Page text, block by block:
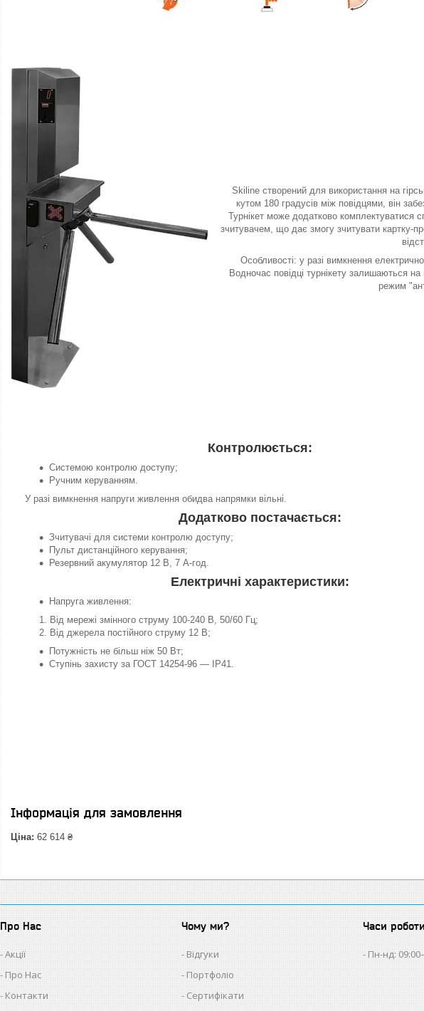
Skiline створений для використання на
кутом 180 градусів між повідцями, він
Турнікет може додатково комплектуватися
зчитувачем, що дає змогу зчитувати картку-
Особливості: у разі вимкнення
Водночас повідці турнікету залишаються на
режим
Контролюється:
Системою контролю доступу;
Ручним керуванням.
У разі вимкнення напруги живлення обидва напрямки вільні.
Додатково постачається:
Зчитувачі для системи контролю доступу;
Пульт дистанційного керування;
Резервний акумулятор 12 В, 7 А-год.
Електричні характеристики:
Напруга живлення:
Від мережі змінного струму 100-240 В, 50/60 Гц;
Від джерела постійного струму 12 В;
Потужність не більш ніж 50 Вт;
Ступінь захисту за ГОСТ 14254-96 — IP41.
Інформація для замовлення
Ціна: 62 614 ₴
Про Нас
Акції
Про Нас
Контакти
Чому ми?
Відгуки
Портфоліо
Сертифікати
Часи
Пн-нд: